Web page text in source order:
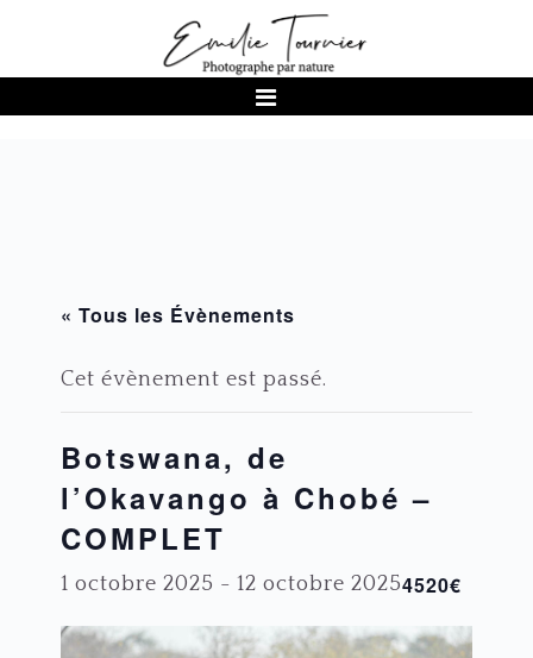
navigation
principal
de
« Tous les Évènements
Cet évènement est passé.
Botswana, de
l’Okavango à Chobé –
COMPLET
1 octobre 2025 -12 octobre 20254520€